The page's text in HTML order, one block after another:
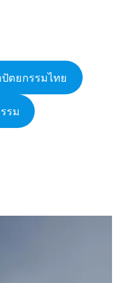
ตยกรรมไทย
รม